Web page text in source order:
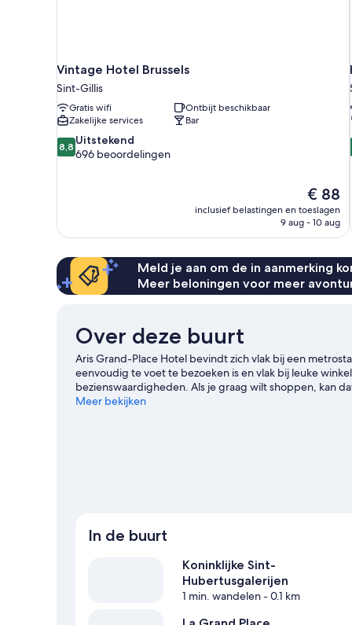
Vintage Hotel Brussels
Sint-Gillis
Gratis wifi
Ontbijt beschikbaar
Zakelijke services
Bar
8.8
van
8,8 Uitstekend
696 beoordelingen
De
prijs
is
€ 88
inclusief belastingen en toeslagen
9 aug - 10 aug
Meld je aan om de in aanmerking
Meer beloningen voor meer
Over deze buurt
Aris Grand-Place Hotel bevindt zich vlak bij een
eenvoudig te voet te bezoeken is en vlak bij leuke
bezienswaardigheden. Als je graag wilt shoppen, kan
evenement of wedstrijd bijwonen tijdens je verblijf? Kijk
Meer bekijken
In de buurt
Koninklijke Sint-
Hubertusgalerijen
1 min. wandelen- 0.1 km